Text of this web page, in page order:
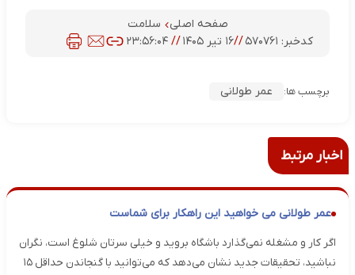
صفحه اصلی
سلامت
کدخبر: ۵۷۰۷۶۱ //۱۶ تیر ۱۴۰۵ // ۲۳:۵۶:۰۴
برچسب ها: عمر طولانی
اخبار مرتبط
عمر طولانی می خواهید این راهکار برای شماست
اگر کار و مشغله نمی‌گذارد باشگاه بروید و خیلی سرتان شلوغ است، نگران
نباشید، تحقیقات جدید نشان می‌دهد که می‌توانید با گنجاندن حداقل ۱۵